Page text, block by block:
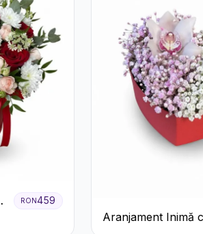
RON459
Aranjament Inimă